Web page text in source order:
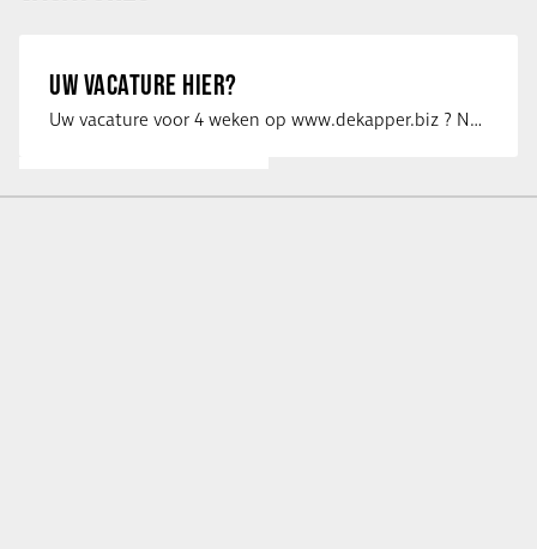
UW VACATURE HIER?
Uw vacature voor 4 weken op www.dekapper.biz ? Neem dan contact op met Maaike …